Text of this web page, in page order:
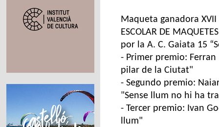
Maqueta ganadora XVII
ESCOLAR DE
por la A. C. Gaiata 15
- Primer premio:
pilar de la Ciutat"
- Segundo premio:
"Sense llum no hi ha
- Tercer premio: Ivan
llum"